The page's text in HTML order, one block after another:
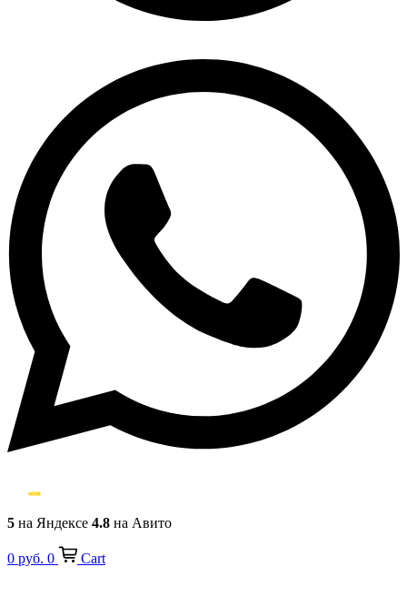
5 на Яндексе 4.8 на Авито
0 руб. 0 Cart